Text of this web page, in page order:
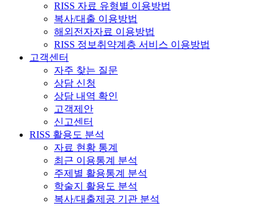
RISS 자료 유형별 이용방법
복사/대출 이용방법
해외전자자료 이용방법
RISS 정보취약계층 서비스 이용방법
고객센터
자주 찾는 질문
상담 신청
상담 내역 확인
고객제안
신고센터
RISS 활용도 분석
자료 현황 통계
최근 이용통계 분석
주제별 활용통계 분석
학술지 활용도 분석
복사/대출제공 기관 분석